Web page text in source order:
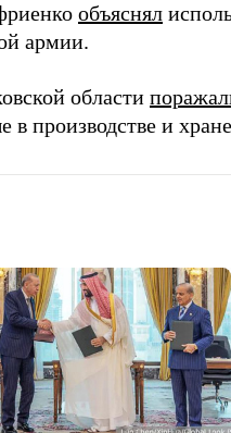
объяснял
армии.
области
производстве и